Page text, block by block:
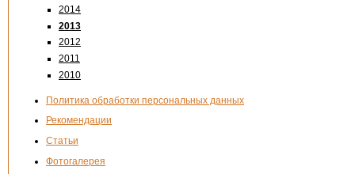
2014
2013
2012
2011
2010
Политика обработки персональных данных
Рекомендации
Статьи
Фотогалерея